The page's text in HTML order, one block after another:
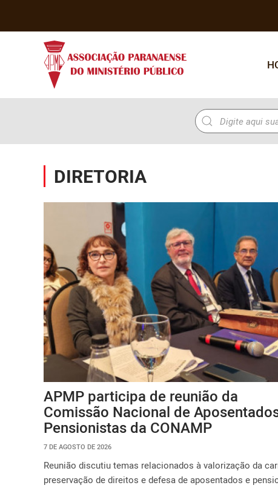
DIRETORIA
APMP participa de reunião da
Comissão Nacional de
Pensionistas da CONAMP
7 DE AGOSTO DE 2026
Reunião discutiu temas relacionados à valorização da
preservação de direitos e defesa de aposentados e